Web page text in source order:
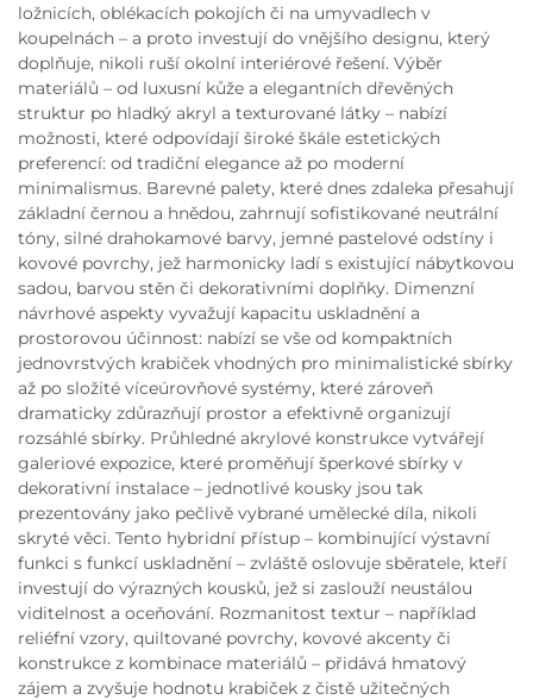
ložnicích, oblékacích pokojích či na umyvadlech v
koupelnách – a proto investují do vnějšího designu, který
doplňuje, nikoli ruší okolní interiérové řešení. Výběr
materiálů – od luxusní kůže a elegantních dřevěných
struktur po hladký akryl a texturované látky – nabízí
možnosti, které odpovídají široké škále estetických
preferencí: od tradiční elegance až po moderní
minimalismus. Barevné palety, které dnes zdaleka přesahují
základní černou a hnědou, zahrnují sofistikované neutrální
tóny, silné drahokamové barvy, jemné pastelové odstíny i
kovové povrchy, jež harmonicky ladí s existující nábytkovou
sadou, barvou stěn či dekorativními doplňky. Dimenzní
návrhové aspekty vyvažují kapacitu uskladnění a
prostorovou účinnost: nabízí se vše od kompaktních
jednovrstvých krabiček vhodných pro minimalistické sbírky
až po složité víceúrovňové systémy, které zároveň
dramaticky zdůrazňují prostor a efektivně organizují
rozsáhlé sbírky. Průhledné akrylové konstrukce vytvářejí
galeriové expozice, které proměňují šperkové sbírky v
dekorativní instalace – jednotlivé kousky jsou tak
prezentovány jako pečlivě vybrané umělecké díla, nikoli
skryté věci. Tento hybridní přístup – kombinující výstavní
funkci s funkcí uskladnění – zvláště oslovuje sběratele, kteří
investují do výrazných kousků, jež si zaslouží neustálou
viditelnost a oceňování. Rozmanitost textur – například
reliéfní vzory, quiltované povrchy, kovové akcenty či
konstrukce z kombinace materiálů – přidává hmatový
zájem a zvyšuje hodnotu krabiček z čistě užitečných